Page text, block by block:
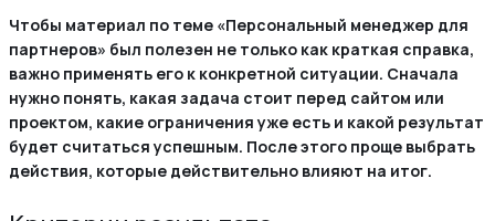
Чтобы материал по теме «Персональный менеджер для
партнеров» был полезен не только как краткая справка,
важно применять его к конкретной ситуации. Сначала
нужно понять, какая задача стоит перед сайтом или
проектом, какие ограничения уже есть и какой результат
будет считаться успешным. После этого проще выбрать
действия, которые действительно влияют на итог.